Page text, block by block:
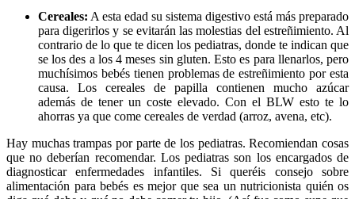
Cereales: A esta edad su sistema digestivo está más preparado
para digerirlos y se evitarán las molestias del estreñimiento. Al
contrario de lo que te dicen los pediatras, donde te indican que
se los des a los 4 meses sin gluten. Esto es para llenarlos, pero
muchí­simos bebés tienen problemas de estreñimiento por esta
causa. Los cereales de papilla contienen mucho azúcar
además de tener un coste elevado. Con el BLW esto te lo
ahorras ya que come cereales de verdad (arroz, avena, etc).
Hay muchas trampas por parte de los pediatras. Recomiendan cosas
que no deberían recomendar. Los pediatras son los encargados de
diagnosticar enfermedades infantiles. Si queréis consejo sobre
alimentación para bebés es mejor que sea un nutricionista quién os